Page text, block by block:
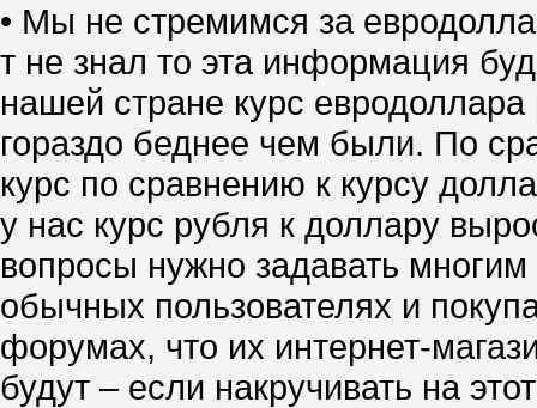
• Мы не стремимся за
т не знал то эта информация
нашей стране курс
гораздо беднее чем были. По
курс по сравнению к курсу
у нас курс рубля к доллару
вопросы нужно задавать
обычных пользователях и
форумах, что их интернет-
будут – если накручивать на